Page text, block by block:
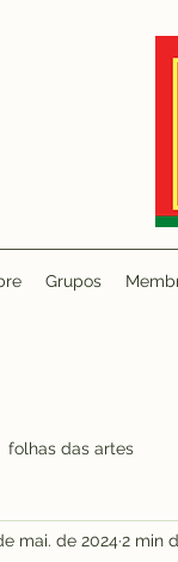
Grupos
folhas das artes
mai. de 2024 2 min